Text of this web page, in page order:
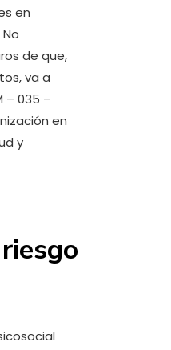
en
de que,
va a
– 035 –
en
y